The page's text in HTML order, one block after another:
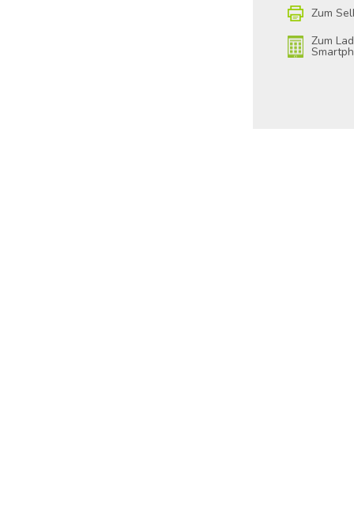
Zum
Zum